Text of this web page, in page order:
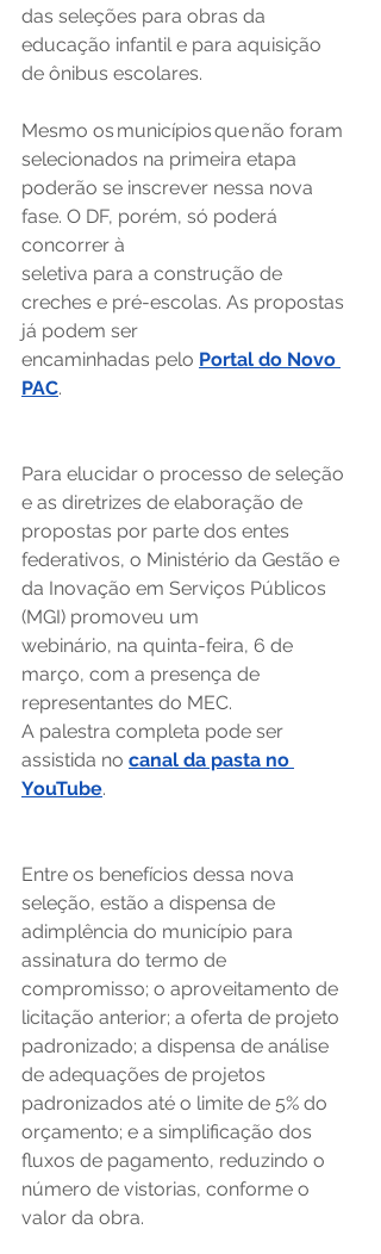
das seleções para obras da
educação infantil e para aquisição
de ônibus escolares.
Mesmo os municípios que não foram
selecionados na primeira etapa
poderão se inscrever nessa nova
fase. O DF, porém, só poderá
concorrer à
seletiva para a construção de
creches e pré-escolas. As propostas
já podem ser
encaminhadas pelo Portal do Novo
PAC.
Para elucidar o processo de seleção
e as diretrizes de elaboração de
propostas por parte dos entes
federativos, o Ministério da Gestão e
da Inovação em Serviços Públicos
(MGI) promoveu um
webinário, na quinta-feira, 6 de
março, com a presença de
representantes do MEC.
A palestra completa pode ser
assistida no canal da pasta no
YouTube.
Entre os benefícios dessa nova
seleção, estão a dispensa de
adimplência do município para
assinatura do termo de
compromisso; o aproveitamento de
licitação anterior; a oferta de projeto
padronizado; a dispensa de análise
de adequações de projetos
padronizados até o limite de 5% do
orçamento; e a simplificação dos
fluxos de pagamento, reduzindo o
número de vistorias, conforme o
valor da obra.